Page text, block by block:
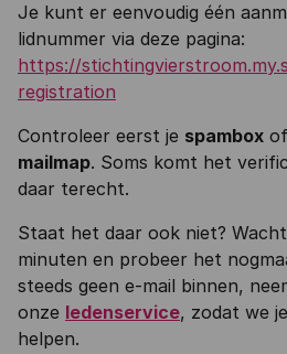
Je kunt er eenvoudig één
lidnummer via deze pagina:
https://
registration
Controleer eerst je spambox of
mailmap. Soms komt het
daar terecht.
Staat het daar ook niet?
minuten en probeer het
steeds geen e-mail binnen,
onze ledenservice, zodat we
helpen.